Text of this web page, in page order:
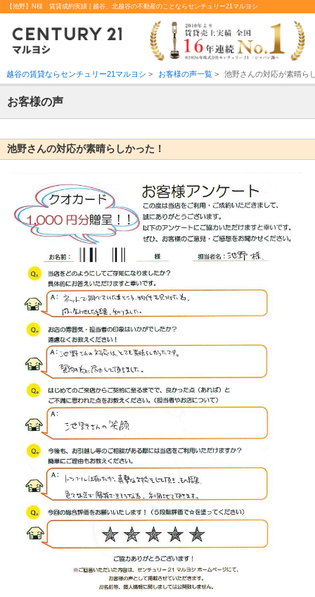
【池野】N様 賃貸成約実績 | 越谷、北越谷の不動産のことならセンチュリー21マルヨシ
越谷の賃貸ならセンチュリー21マルヨシ > お客様の声一覧> 池野さんの対応が素晴ら
お客様の声
池野さんの対応が素晴らしかった！